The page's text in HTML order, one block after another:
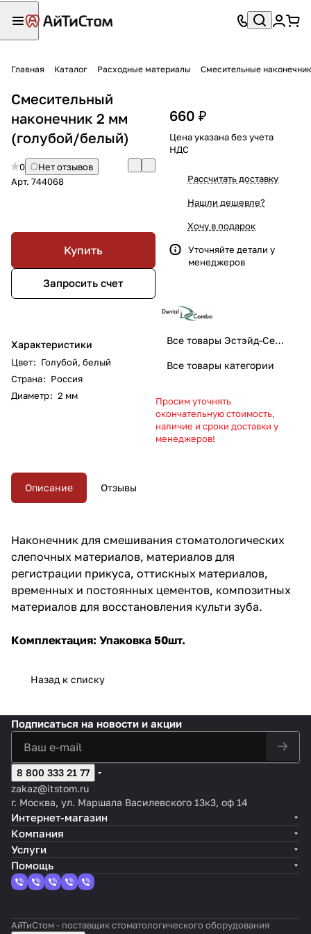
Главная Каталог Расходные материалы Смесительные
Смесительный
наконечник 2 мм
(голубой/белый)
0
Нет отзывов
Арт. 744068
Купить
Запросить счет
Характеристики
Цвет: Голубой, белый
Страна: Россия
Диаметр: 2 мм
660 ₽
Цена указана без учета
НДС
Рассчитать доставку
Нашли дешевле?
Хочу в подарок
Уточняйте детали у
менеджеров
Все товары Эстэйд-Сервисгруп
Все товары категории
Просим уточнять
окончательную стоимость,
наличие и сроки доставки у
менеджеров!
Описание Отзывы
Наконечник для смешивания стоматологических
слепочных материалов, материалов для
регистрации прикуса, оттискных материалов,
временных и постоянных цементов, композитных
материалов для восстановления культи зуба.
Комплектация: Упаковка 50шт.
Назад к списку
Подписаться на новости и акции
8 800 333 21 77
zakaz@itstom.ru
г. Москва, ул. Маршала Василевского 13к3, оф 14
Интернет-магазин
Компания
Услуги
Помощь
АйТиСтом - поставщик стоматологического оборудования